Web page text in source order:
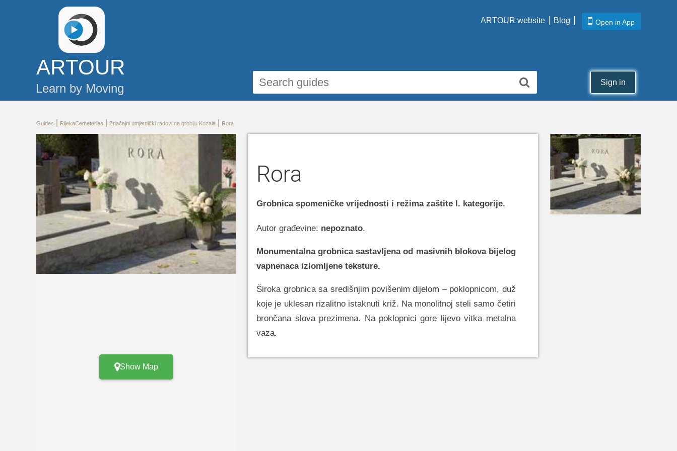
ARTOUR
Learn by Moving
ARTOUR website Blog Open in App
Sign in
Guides RijekaCemeteries Značajni umjetnički radovi na groblju Kozala Rora
Show Map
Rora
Grobnica spomeničke vrijednosti i režima zaštite I. kategorije.
Autor građevine: nepoznato.
Monumentalna grobnica sastavljena od masivnih blokova bijelog
vapnenaca izlomljene teksture.
Široka grobnica sa središnjim povišenim dijelom – poklopnicom, duž
koje je uklesan rizalitno istaknuti križ. Na monolitnoj steli samo četiri
brončana slova prezimena. Na poklopnici gore lijevo vitka metalna
vaza.